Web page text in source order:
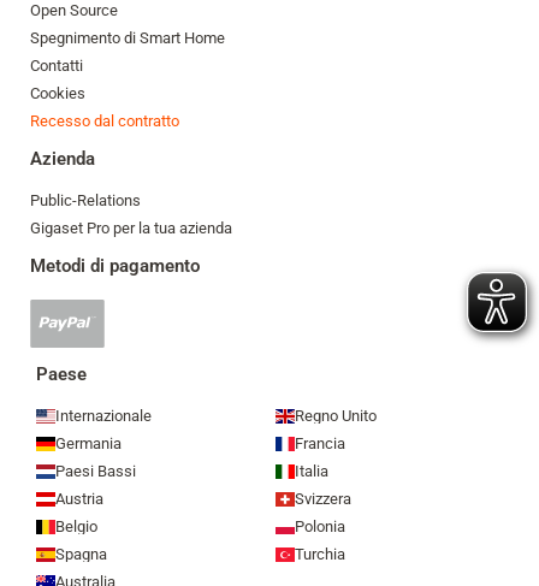
Open Source
Spegnimento di Smart Home
Contatti
Cookies
Recesso dal contratto
Azienda
Public-Relations
Gigaset Pro per la tua azienda
Metodi di pagamento
Paypal
Paese
Internazionale
Regno Unito
Germania
Francia
Paesi Bassi
Italia
Austria
Svizzera
Belgio
Polonia
Spagna
Turchia
Australia